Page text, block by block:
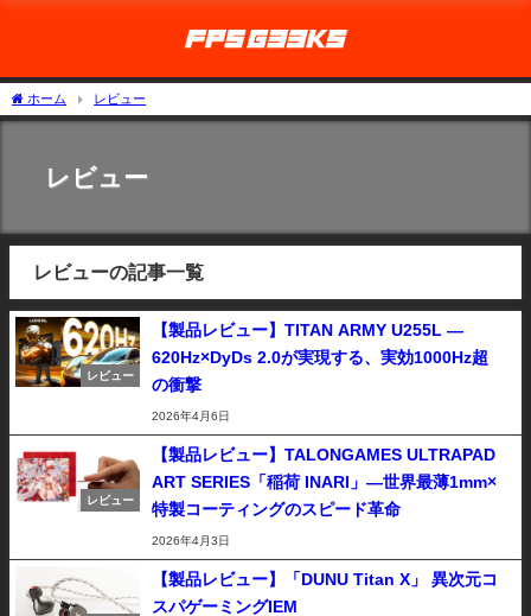
ホーム レビュー
レビュー
レビューの記事一覧
レビュー
【製品レビュー】TITAN ARMY U255L —
620Hz×DyDs 2.0が実現する、実効1000Hz超
の衝撃
2026年4月6日
レビュー
【製品レビュー】TALONGAMES ULTRAPAD
ART SERIES「稲荷 INARI」—世界最薄1mm×
特製コーティングのスピード革命
2026年4月3日
【製品レビュー】「DUNU Titan X」 異次元コ
スパゲーミングIEM